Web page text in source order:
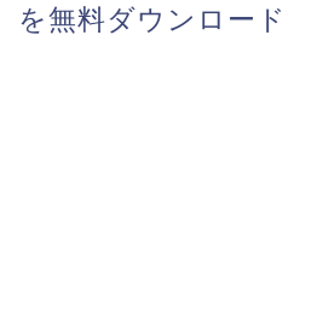
を無料ダウンロード